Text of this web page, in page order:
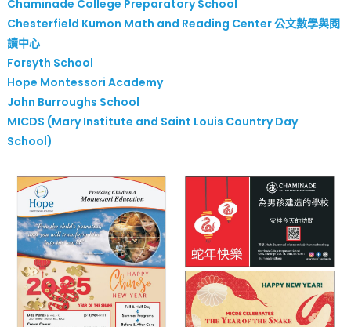
Chaminade College Preparatory School
Chesterfield Kumon Math and Reading Center 公文數學與閱
讀中心
Forsyth School
Hope Montessori Academy
John Burroughs School
MICDS (Mary Institute and Saint Louis Country Day
School)